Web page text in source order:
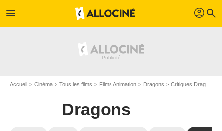
menu profil search
Accueil Cinéma Tous les films Films Animation Dragons Critiques Dragons
Dragons